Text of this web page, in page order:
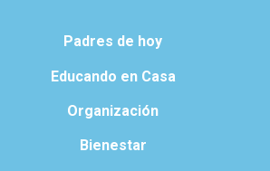
Padres de hoy
Educando en Casa
Organización
Bienestar